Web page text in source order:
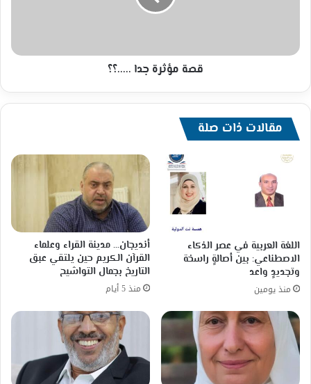
قصة مؤثرة جدا .....؟؟
مقالات ذات صلة
اللغة العربية في عصر الذكاء
الاصطناعي: بين أصالةٍ راسخة
وتجديدٍ واعد
منذ يومين
أنديجان… مدينة القراء وعلماء
القرآن الكريم حين يلتقي عبق
التاريخ بجمال التواشيح
منذ 5 أيام